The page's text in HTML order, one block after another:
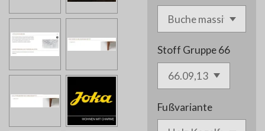
Stoff Gruppe 66
Fußvariante